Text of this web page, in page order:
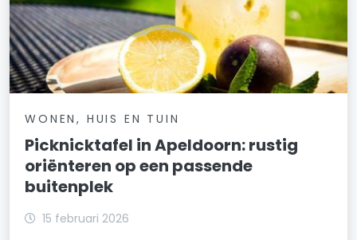
WONEN, HUIS EN TUIN
Picknicktafel in Apeldoorn: rustig
oriënteren op een passende
buitenplek
15 februari 2026